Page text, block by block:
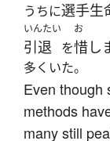
うちに選手生
いんたい
引退 を
お
惜し
多くいた。
Even though
methods
many still